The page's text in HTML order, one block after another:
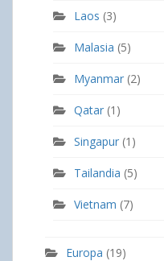
Laos (3)
Malasia (5)
Myanmar (2)
Qatar (1)
Singapur (1)
Tailandia (5)
Vietnam (7)
Europa (19)